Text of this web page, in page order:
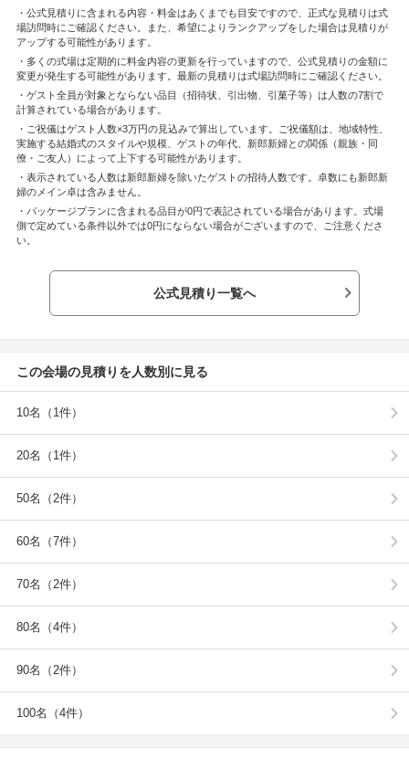
・公式見積りに含まれる内容・料金はあくまでも目安ですので、正式な見積りは式
場訪問時にご確認ください。また、希望によりランクアップをした場合は見積りが
アップする可能性があります。
・多くの式場は定期的に料金内容の更新を行っていますので、公式見積りの金額に
変更が発生する可能性があります。最新の見積りは式場訪問時にご確認ください。
・ゲスト全員が対象とならない品目（招待状、引出物、引菓子等）は人数の7割で
計算されている場合があります。
・ご祝儀はゲスト人数×3万円の見込みで算出しています。ご祝儀額は、地域特性、
実施する結婚式のスタイルや規模、ゲストの年代、新郎新婦との関係（親族・同
僚・ご友人）によって上下する可能性があります。
・表示されている人数は新郎新婦を除いたゲストの招待人数です。卓数にも新郎新
婦のメイン卓は含みません。
・パッケージプランに含まれる品目が0円で表記されている場合があります。式場
側で定めている条件以外では0円にならない場合がございますので、ご注意くださ
い。
公式見積り一覧へ
この会場の見積りを人数別に見る
10名（1件）
20名（1件）
50名（2件）
60名（7件）
70名（2件）
80名（4件）
90名（2件）
100名（4件）